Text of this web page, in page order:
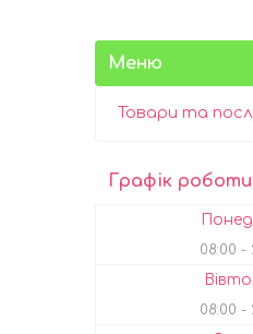
Товари та
Графік роботи
08:00
08:00